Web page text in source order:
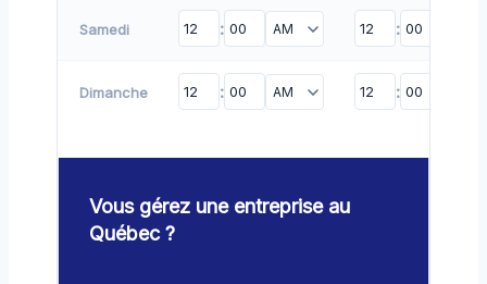
Samedi : :
Dimanche : :
Vous gérez une entreprise au
Québec ?